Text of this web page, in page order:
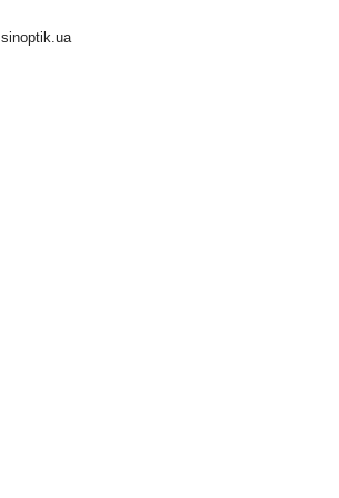
sinoptik.ua